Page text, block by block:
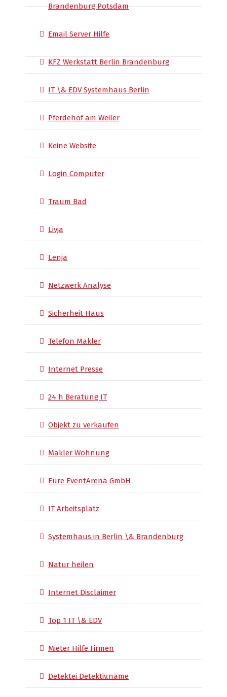
Brandenburg Potsdam
Email Server Hilfe
KFZ Werkstatt Berlin Brandenburg
IT \& EDV Systemhaus Berlin
Pferdehof am Weiler
Keine Website
Login Computer
Traum Bad
Livja
Lenja
Netzwerk Analyse
Sicherheit Haus
Telefon Makler
Internet Presse
24 h Beratung IT
Objekt zu verkaufen
Makler Wohnung
Eure EventArena GmbH
IT Arbeitsplatz
Systemhaus in Berlin \& Brandenburg
Natur heilen
Internet Disclaimer
Top 1 IT \& EDV
Mieter Hilfe Firmen
Detektei Detektiv.name